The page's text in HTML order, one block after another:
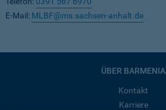
E-Mail: MLBF@ms.sachsen-anhalt.de
ÜBER BARMENIA
Kontakt
Karriere